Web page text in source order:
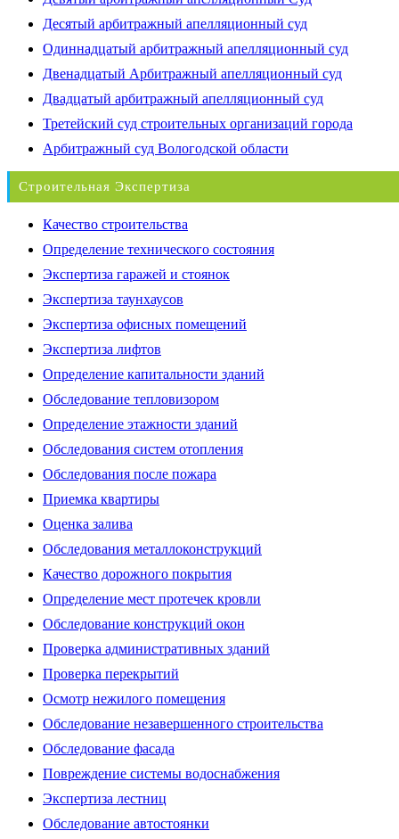
Десятый арбитражный апелляционный суд
Одиннадцатый арбитражный апелляционный суд
Двенадцатый Арбитражный апелляционный суд
Двадцатый арбитражный апелляционный суд
Третейский суд строительных организаций города
Арбитражный суд Вологодской области
Строительная Экспертиза
Качество строительства
Определение технического состояния
Экспертиза гаражей и стоянок
Экспертиза таунхаусов
Экспертиза офисных помещений
Экспертиза лифтов
Определение капитальности зданий
Обследование тепловизором
Определение этажности зданий
Обследования систем отопления
Обследования после пожара
Приемка квартиры
Оценка залива
Обследования металлоконструкций
Качество дорожного покрытия
Определение мест протечек кровли
Обследование конструкций окон
Проверка административных зданий
Проверка перекрытий
Осмотр нежилого помещения
Обследование незавершенного строительства
Обследование фасада
Повреждение системы водоснабжения
Экспертиза лестниц
Обследование автостоянки